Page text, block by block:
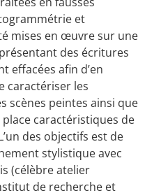
et
mises en œuvre sur une
des écritures
effacées afin d’en
caractériser les
scènes peintes ainsi que
caractéristiques de
des objectifs est de
stylistique avec
(célèbre atelier
de recherche et